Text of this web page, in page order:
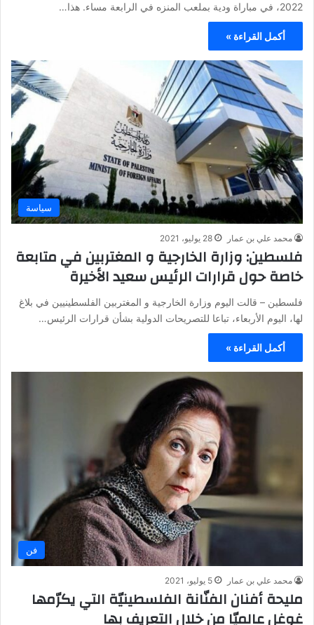
2022، في مباراة ودية بملعب المنزه في الرابعة مساء. هذا…
أكمل القراءة »
سياسة
محمد علي بن عمار 28 يوليو، 2021
فلسطين: وزارة الخارجية و المغتربين في متابعة
خاصة حول قرارات الرئيس سعيد الأخيرة
فلسطين – قالت اليوم وزارة الخارجية و المغتربين الفلسطينيين في بلاغ
لها، اليوم الأربعاء، تباعا للتصريحات الدولية بشأن قرارات الرئيس…
أكمل القراءة »
فن
محمد علي بن عمار 5 يوليو، 2021
مليحة أفنان الفنّانة الفلسطينيّة التي يكرّمها
غوغل عالميّا من خلال التعريف بها